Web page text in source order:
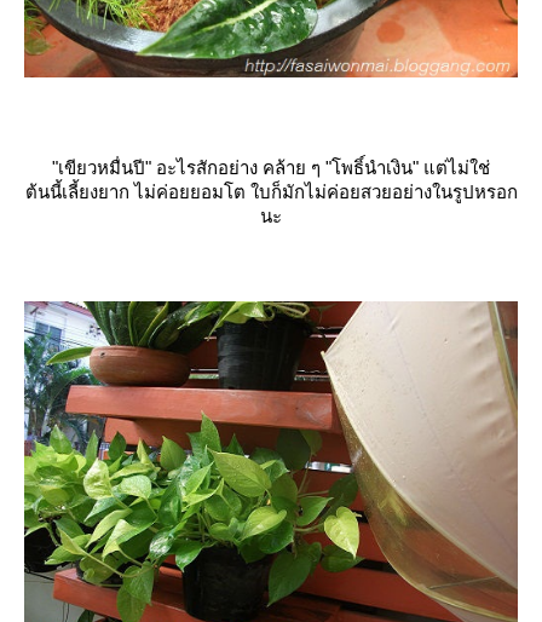
"เขียวหมื่นปี" อะไรสักอย่าง คล้าย ๆ "โพธิ์นำเงิน" แต่ไม่ใช่
ต้นนี้เลี้ยงยาก ไม่ค่อยยอมโต ใบก็มักไม่ค่อยสวยอย่างในรูปหรอก
นะ